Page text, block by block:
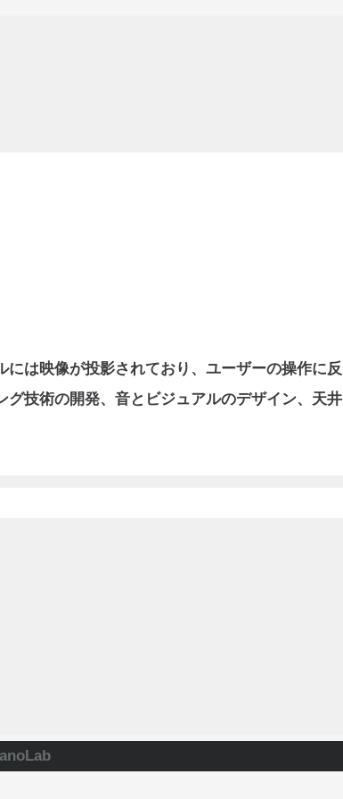
は映像が投影されており、ユーザーの操作に反
技術の開発、音とビジュアルのデザイン、天井